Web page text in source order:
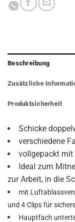
Beschreibung
Zusätzliche
Produktsicherheit
Schicke
verschiedene
vollgepackt mit
Ideal zum
zur Arbeit, in die
mit
und 4 Clips für
Hauptfach